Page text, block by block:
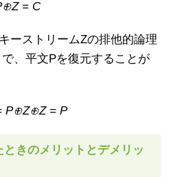
= C
ーストリームZの排他的論理
、平文Pを復元することが
P⊕Z⊕Z = P
きのメリットとデメリッ